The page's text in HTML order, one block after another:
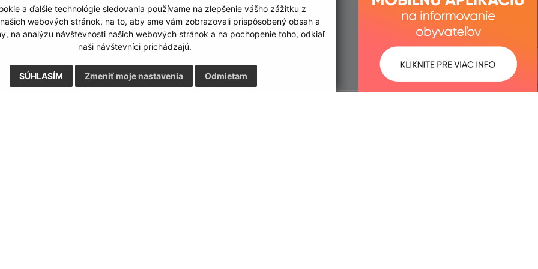
a ďalšie technológie sledovania používame na zlepšenie vášho zážitku z
webových stránok, na to, aby sme vám zobrazovali prispôsobený obsah a
na analýzu návštevnosti našich webových stránok a na pochopenie toho, odkiaľ
naši návštevníci prichádzajú.
SÚHLASÍM Odmietam
Zmeniť moje nastavenia
Google reCaptcha Response
Odoslať správu